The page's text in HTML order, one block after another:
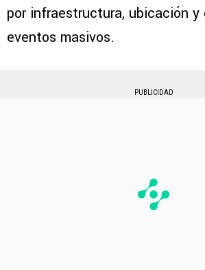
por infraestructura, ubicación y
eventos masivos.
PUBLICIDAD